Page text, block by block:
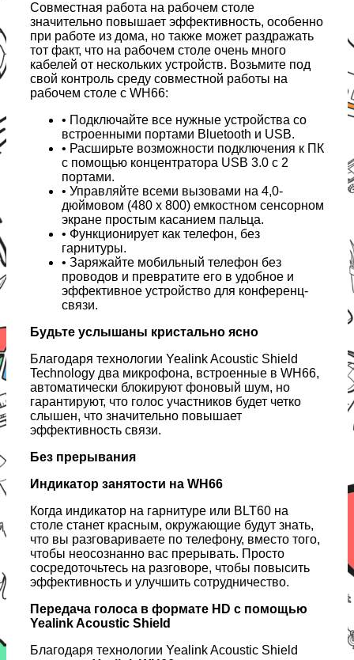
Совместная работа на рабочем столе
значительно повышает эффективность, особенно
при работе из дома, но также может раздражать
тот факт, что на рабочем столе очень много
кабелей от нескольких устройств. Возьмите под
свой контроль среду совместной работы на
рабочем столе с WH66:
• Подключайте все нужные устройства со
встроенными портами Bluetooth и USB.
• Расширьте возможности подключения к ПК
с помощью концентратора USB 3.0 с 2
портами.
• Управляйте всеми вызовами на 4,0-
дюймовом (480 x 800) емкостном сенсорном
экране простым касанием пальца.
• Функционирует как телефон, без
гарнитуры.
• Заряжайте мобильный телефон без
проводов и превратите его в удобное и
эффективное устройство для конференц-
связи.
Будьте услышаны кристально ясно
Благодаря технологии Yealink Acoustic Shield
Technology два микрофона, встроенные в WH66,
автоматически блокируют фоновый шум, но
гарантируют, что голос участников будет четко
слышен, что значительно повышает
эффективность связи.
Без прерывания
Индикатор занятости на WH66
Когда индикатор на гарнитуре или BLT60 на
столе станет красным, окружающие будут знать,
что вы разговариваете по телефону, вместо того,
чтобы неосознанно вас прерывать. Просто
сосредоточьтесь на разговоре, чтобы повысить
эффективность и улучшить сотрудничество.
Передача голоса в формате HD с помощью
Yealink Acoustic Shield
Благодаря технологии Yealink Acoustic Shield